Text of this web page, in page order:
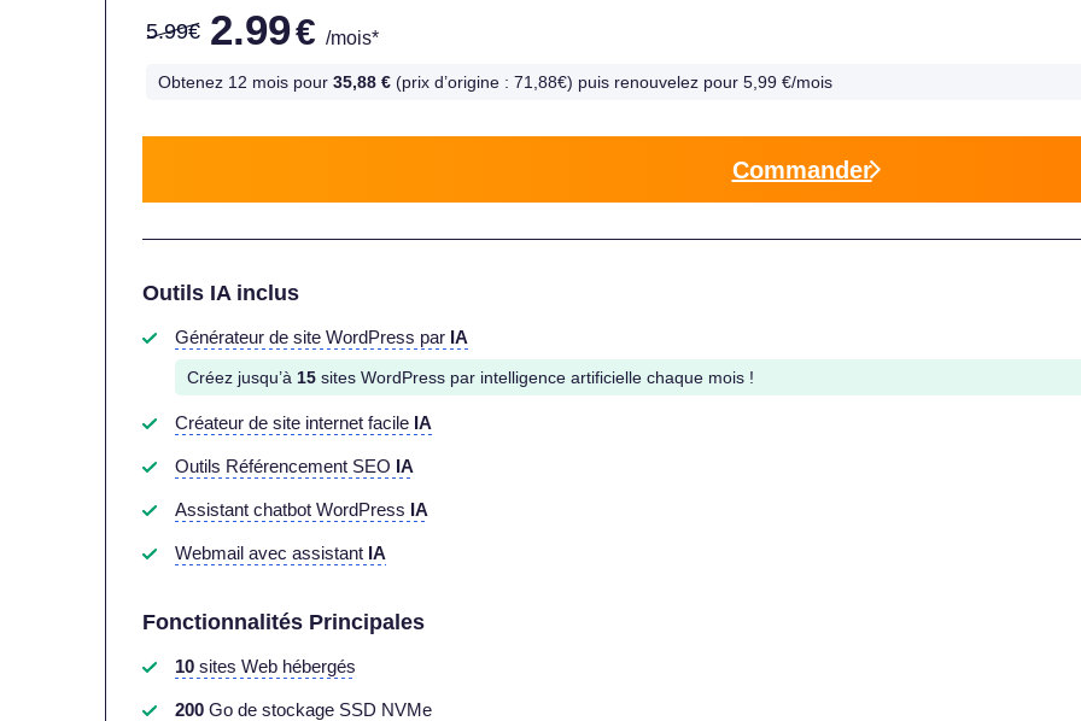
5.99€ 2.99€ /mois*
Obtenez 12 mois pour 35,88 € (prix d’origine : 71,88€) puis renouvelez pour 5,99 €/mois
Commander
Outils IA inclus
Générateur de site WordPress par IA
Créez jusqu’à 15 sites WordPress par intelligence artificielle chaque mois !
Créateur de site internet facile IA
Outils Référencement SEO IA
Assistant chatbot WordPress IA
Webmail avec assistant IA
Fonctionnalités Principales
10 sites Web hébergés
200 Go de stockage SSD NVMe